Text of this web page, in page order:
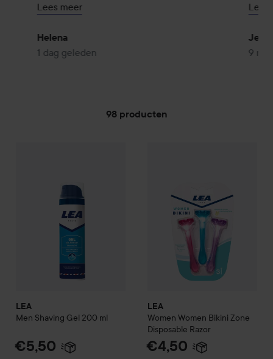
om genoeg uit de kleine verpakking te krijgen, ja
was een tegenvaller. Helemaal oké, maar helaas niet
meer dan dat.
Lees meer
Helena
1 dag geleden
je
Zeer
Lees
9
98 producten
LEA
Men Shaving Gel 200 ml
€5,50
LEA
Women Women Bikini Zone
Disposable Razor
€4,50